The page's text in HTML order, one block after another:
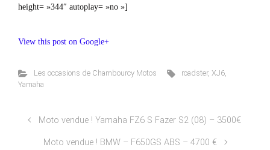
height= »344″ autoplay= »no »]
View this post on Google+
Les occasions de Chambourcy Motos roadster,XJ6,
Yamaha
Moto vendue ! Yamaha FZ6 S Fazer S2 (08) – 3500€
Moto vendue ! BMW – F650GS ABS – 4700 €